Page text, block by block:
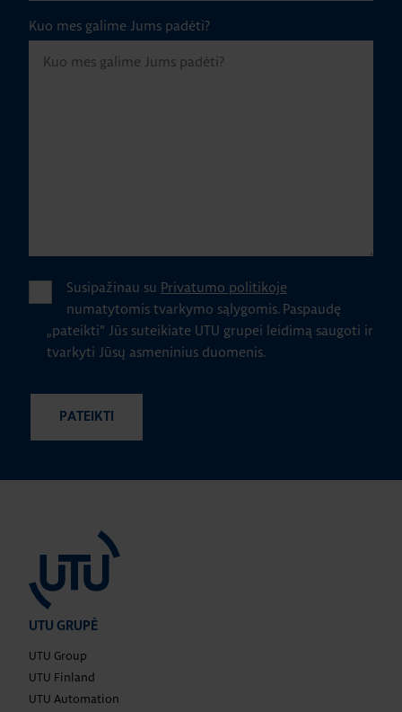
Kuo mes galime Jums padėti?
Susipažinau su Privatumo politikoje
numatytomis tvarkymo sąlygomis. Paspaudę
„pateikti" Jūs suteikiate UTU grupei leidimą saugoti ir
tvarkyti Jūsų asmeninius duomenis.
UTU GRUPĖ
UTU Group
UTU Finland
UTU Automation